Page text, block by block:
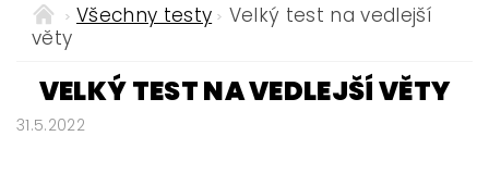
Všechny testy
Velký test na vedlejší
věty
VELKÝ TEST NA VEDLEJŠÍ VĚTY
31.5.2022